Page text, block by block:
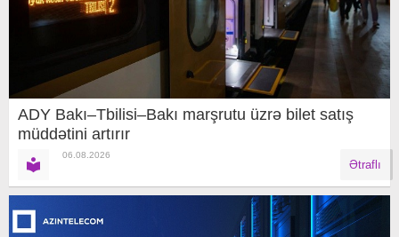
ADY Bakı–Tbilisi–Bakı marşrutu üzrə bilet satış
müddətini artırır
06.08.2026
Ətraflı